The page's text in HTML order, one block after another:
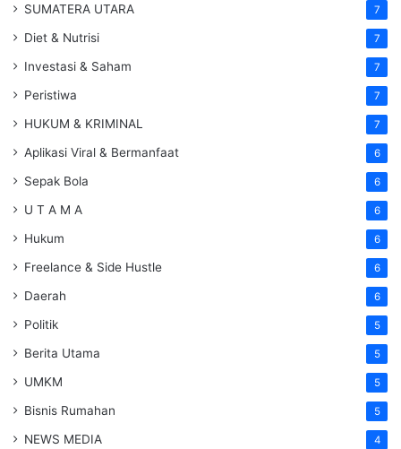
SUMATERA UTARA 7
Diet & Nutrisi 7
Investasi & Saham 7
Peristiwa 7
HUKUM & KRIMINAL 7
Aplikasi Viral & Bermanfaat 6
Sepak Bola 6
U T A M A 6
Hukum 6
Freelance & Side Hustle 6
Daerah 6
Politik 5
Berita Utama 5
UMKM 5
Bisnis Rumahan 5
NEWS MEDIA 4